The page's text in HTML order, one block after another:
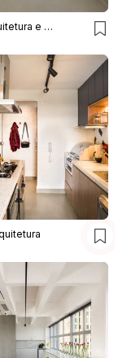
JM Arquitetura e Interiores